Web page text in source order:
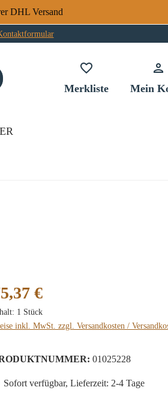
DHL Versand
MerklisteDu hast 0
Mein
Preis:
€
1 Stück
inkl. MwSt. zzgl. Versandkosten /
01025228
Sofort verfügbar, Lieferzeit: 2-4 Tage